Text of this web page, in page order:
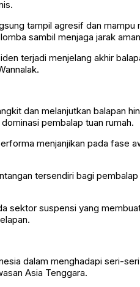
tampil agresif dan
sambil menjaga jarak
terjadi menjelang akhir
dan melanjutkan balapan
pembalap tuan rumah.
menjanjikan pada
tersendiri bagi
sektor suspensi yang
dalam menghadapi seri-
Asia Tenggara.